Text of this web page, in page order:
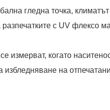
гледна точка,
с UV флексо
измерват, когато
избледняване на